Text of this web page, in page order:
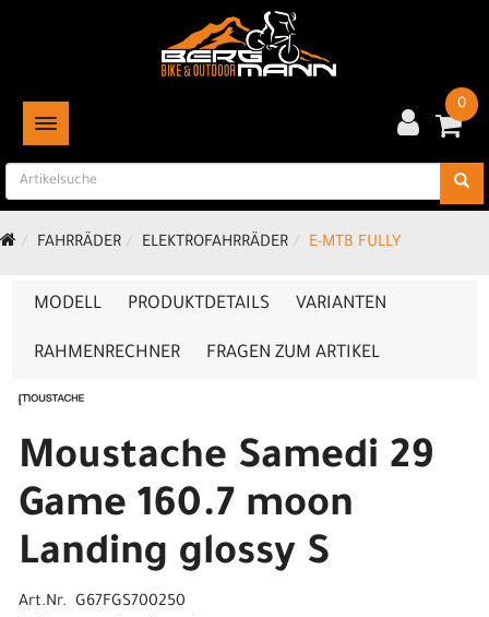
TOGGLE NAVIGATION
0
FAHRRÄDER ELEKTROFAHRRÄDER E-MTB FULLY
MODELL PRODUKTDETAILS VARIANTEN
RAHMENRECHNER FRAGEN ZUM ARTIKEL
Moustache Samedi 29
Game 160.7 moon
Landing glossy S
Art.Nr. G67FGS700250